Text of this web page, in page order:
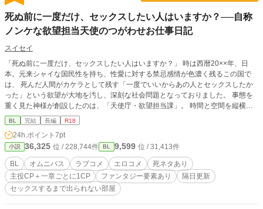
死ぬ前に一度だけ、セックスしたい人はいますか？──自称
ノンケな欲望担当天使のつがわせお仕事日記
スイセイ
「死ぬ前に一度だけ、セックスしたい人はいますか？」 時は西暦20××年、日
本。元来シャイな国民性を持ち、性愛に対する禁忌感情が色濃く残るこの国で
は、 死んだ人間がカケラとして残す「一度でいいからあの人とセックスしたか
った」という欲望が大地を汚し、深刻な社会問題となっておりました。 事態を
重く見た神様が創設したのは、「天使庁・欲望担当課」。 時間と空間を縦横無
尽に駆け巡り、「あの日、あの時、あの人とセックスしたかった」という欲望を
解消して回る、大事な大事なお仕事です。 病気の自分をずっとそばで励まして
くれた幼なじみ。 高嶺の花気取りのいけすかないあいつ。 もしかしたら、たぶ
ん、いや絶対に、自分のことを好きになってくれたはずの彼。 未練の相手は
様々でも、想いの強さは誰しも同じ。 これは、そんな欲望担当課にて、なんの
因果か男性同士の性行為専門担当に任命されてしまった自称ノンケの青年天使ユ
ージンと、 彼のパートナーであり、うっかりワンナイトの相手であり、そして
また再び彼とのあわよくばを狙っているらしい軽薄天使ミゴーとの、 汗と涙と
BL 完結 長編 R18
24h.ポイント 7pt
小説 36,325 位 / 228,744件 BL 9,599 位 / 31,413件
BL オムニバス ラブコメ エロコメ
死ネタあり
主役CP＋一章ごとに1CP
ファンタジー要素あり
隔日更新
セックスするまで出られない部屋